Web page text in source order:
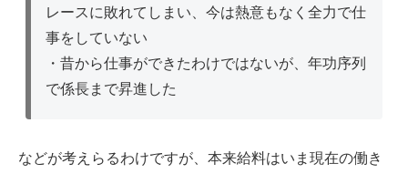
レースに敗れてしまい、今は熱意もなく全力で仕
事をしていない
・昔から仕事ができたわけではないが、年功序列
で係長まで昇進した
などが考えらるわけですが、本来給料はいま現在の働き